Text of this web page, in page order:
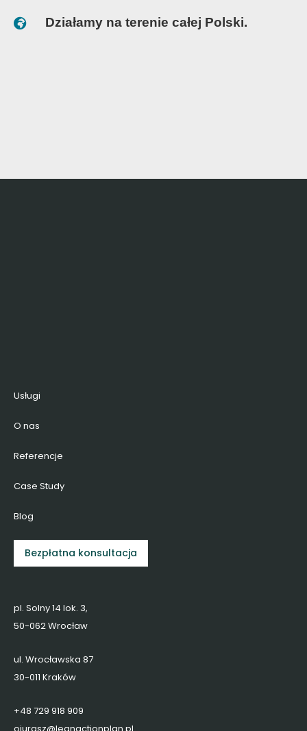
Działamy na terenie całej Polski.
Usługi
O nas
Referencje
Case Study
Blog
Bezpłatna konsultacja
pl. Solny 14 lok. 3,
50-062 Wrocław
ul. Wrocławska 87
30-011 Kraków
+48 729 918 909